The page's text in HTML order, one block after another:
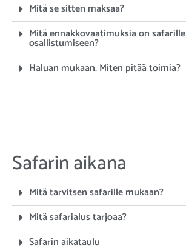
Mitä se sitten maksaa?
Mitä ennakkovaatimuksia on safarille
osallistumiseen?
Haluan mukaan. Miten pitää toimia?
Safarin aikana
Mitä tarvitsen safarille mukaan?
Mitä safarialus tarjoaa?
Safarin aikataulu